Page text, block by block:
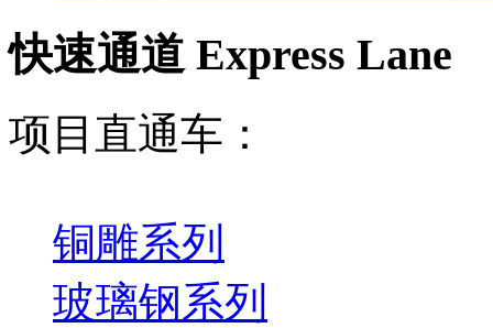
快速通道 Express Lane
项目直通车：
铜雕系列
玻璃钢系列